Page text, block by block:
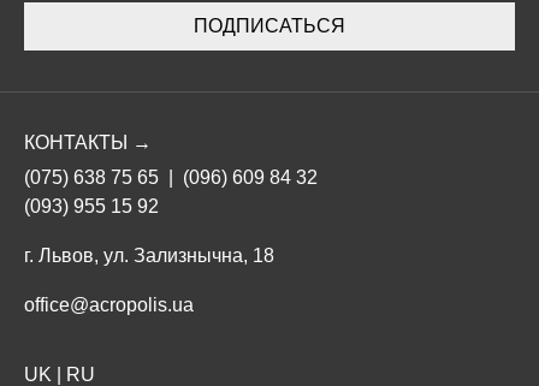
ПОДПИСАТЬСЯ
КОНТАКТЫ →
(075) 638 75 65
(096) 609 84 32
(093) 955 15 92
г. Львов, ул. Зализнычна, 18
office@acropolis.ua
UK RU